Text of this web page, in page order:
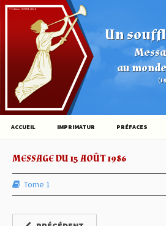
Un
au
© Éditions HOVINE (2026)
ACCUEIL IMPRIMATUR PRÉFACES
MESSAGE DU 15 AOÛT 1986
Tome 1